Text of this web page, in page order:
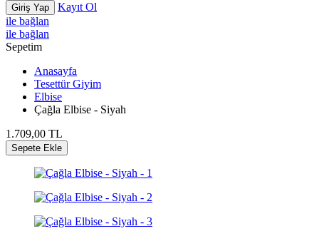
Giriş Yap
Kayıt Ol
ile bağlan
ile bağlan
Sepetim
Anasayfa
Tesettür Giyim
Elbise
Çağla Elbise - Siyah
1.709,00 TL
Sepete Ekle